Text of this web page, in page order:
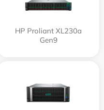
HP Proliant XL230a
Gen9